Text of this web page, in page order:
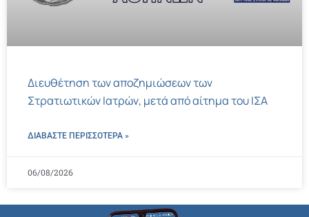
Διευθέτηση των αποζημιώσεων των
Στρατιωτικών Ιατρών, μετά από αίτημα του ΙΣΑ
ΔΙΑΒΑΣΤΕ ΠΕΡΙΣΣΌΤΕΡΑ »
06/08/2026